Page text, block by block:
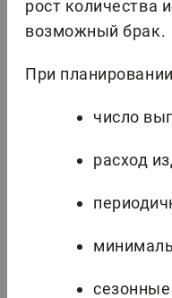
рост количества
возможный брак.
При
число
расход